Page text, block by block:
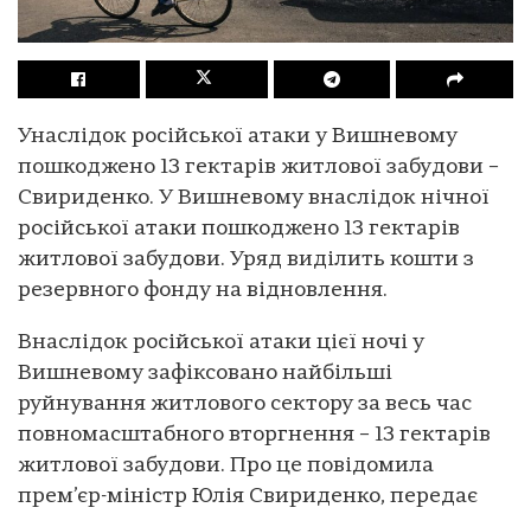
Унаслідок російської атаки у Вишневому
пошкоджено 13 гектарів житлової забудови –
Свириденко. У Вишневому внаслідок нічної
російської атаки пошкоджено 13 гектарів
житлової забудови. Уряд виділить кошти з
резервного фонду на відновлення.
Внаслідок російської атаки цієї ночі у
Вишневому зафіксовано найбільші
руйнування житлового сектору за весь час
повномасштабного вторгнення – 13 гектарів
житлової забудови. Про це повідомила
прем’єр-міністр Юлія Свириденко, передає